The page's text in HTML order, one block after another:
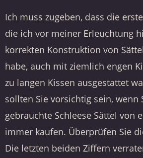
Ich muss zugeben, dass die
die ich vor meiner Erleuchtung
korrekten Konstruktion von
habe, auch mit ziemlich engen
zu langen Kissen ausgestattet
sollten Sie vorsichtig sein, wenn
gebrauchte Schleese Sättel von
immer kaufen. Überprüfen Sie
Die letzten beiden Ziffern